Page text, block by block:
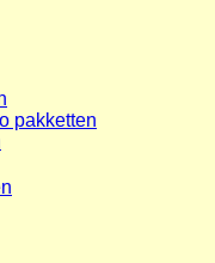
pakketten